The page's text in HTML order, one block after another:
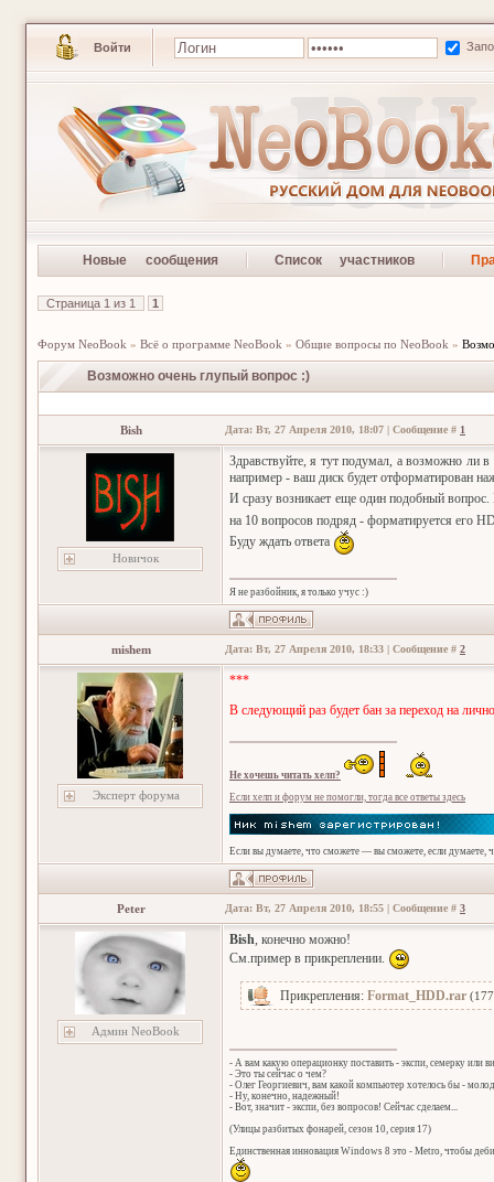
Войти
Новые сообщения Список участников
Страница 1 из 1 1
Форум NeoBook » Всё о программе NeoBook » Общие вопросы по NeoBook »
Возможно очень глупый вопрос :)
Bish Дата: Вт, 27 Апреля 2010, 18:07 | Сообщение # 1
Новичок
Здравствуйте, я тут подумал, а возможно ли
например - ваш диск будет отформатирован
И сразу возникает еще один подобный
на 10 вопросов подряд - форматируется его
Буду ждать ответа
Я не разбойник, я только учус :)
mishem Дата: Вт, 27 Апреля 2010, 18:33 | Сообщение # 2
Эксперт форума
***
В следующий раз будет бан за переход на
Не хочешь читать хелп?
Если хелп и форум не помогли, тогда все ответы здесь
Если вы думаете, что сможете — вы сможете, если думаете,
Peter Дата: Вт, 27 Апреля 2010, 18:55 | Сообщение # 3
Админ NeoBook
Bish, конечно можно!
См.пример в прикреплении.
Прикрепления: Format_HDD.rar
- А вам какую операционку поставить - экспи, семерку или
- Это ты сейчас о чем?
- Олег Георгиевич, вам какой компьютер хотелось бы -
- Ну, конечно, надежный!
- Вот, значит - экспи, без вопросов! Сейчас сделаем...
(Улицы разбитых фонарей, сезон 10, серия 17)
Единственная инновация Windows 8 это - Metro, чтобы